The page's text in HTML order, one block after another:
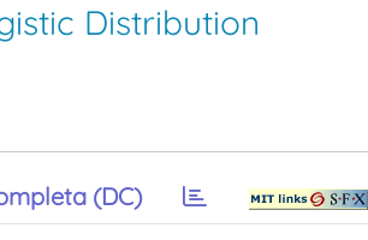
Distribution
(DC)